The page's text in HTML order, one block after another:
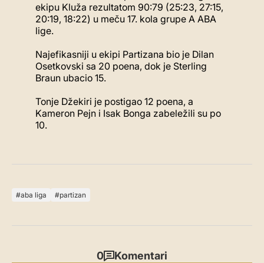
ekipu Kluža rezultatom 90:79 (25:23, 27:15,
20:19, 18:22) u meču 17. kola grupe A ABA
lige.
Najefikasniji u ekipi Partizana bio je Dilan
Osetkovski sa 20 poena, dok je Sterling
Braun ubacio 15.
Tonje Džekiri je postigao 12 poena, a
Kameron Pejn i Isak Bonga zabeležili su po
10.
aba liga partizan
0 Komentari